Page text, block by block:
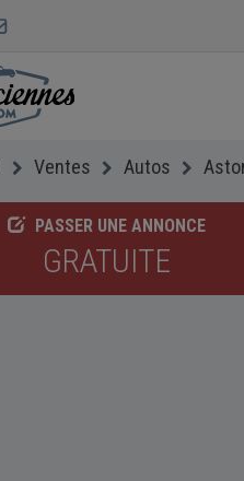
Ventes Autos
PASSER UNE ANNONCE
GRATUITE